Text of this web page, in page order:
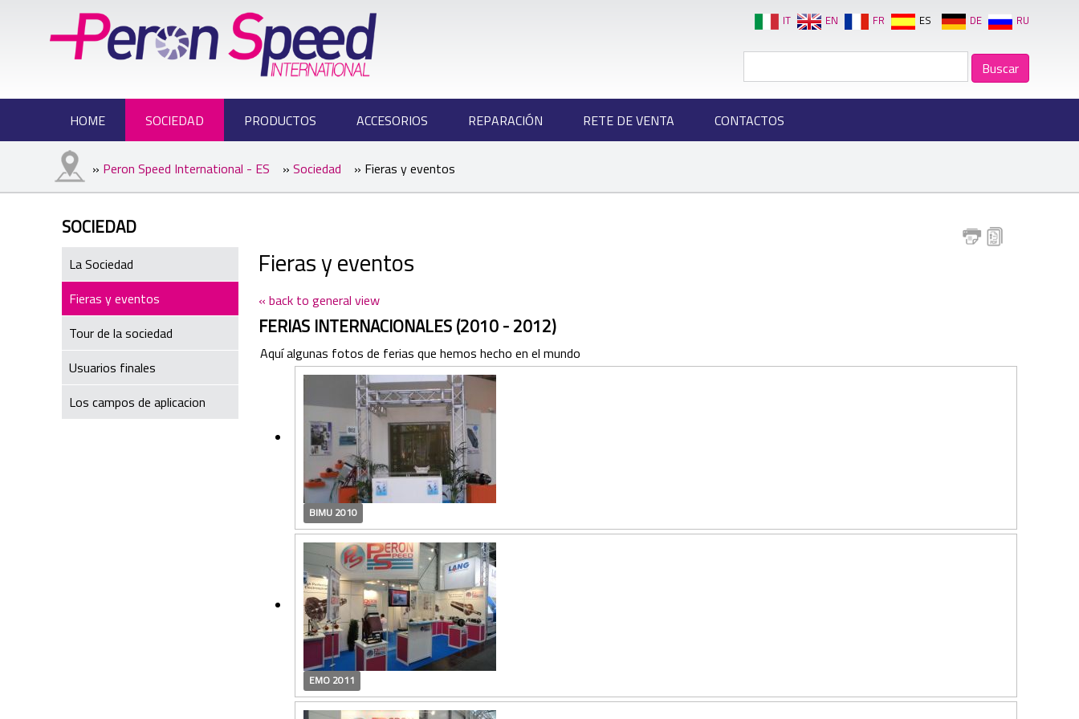
IT EN FR ES DE RU
HOME SOCIEDAD PRODUCTOS ACCESORIOS REPARACIÓN RETE DE VENTA CONTACTOS
» Peron Speed International - ES » Sociedad » Fieras y eventos
Fieras y eventos
« back to general view
FERIAS INTERNACIONALES (2010 - 2012)
Aquí algunas fotos de ferias que hemos hecho en el mundo
BIMU 2010
EMO 2011
SOCIEDAD
La Sociedad
Fieras y eventos
Tour de la sociedad
Usuarios finales
Los campos de aplicacion